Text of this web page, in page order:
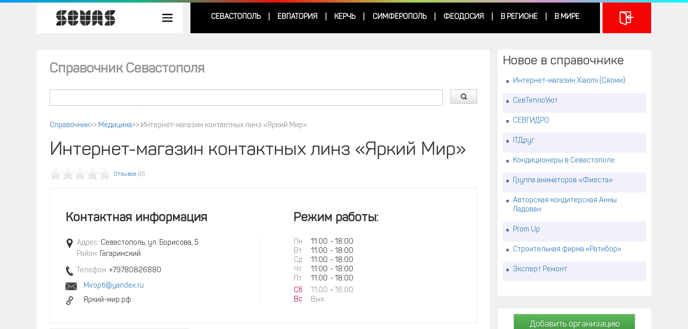
СЕВАСТОПОЛЬ ЕВПАТОРИЯ КЕРЧЬ СИМФЕРОПОЛЬ ФЕОДОСИЯ В РЕГИОНЕ В МИРЕ
Справочник Севастополя
Справочник>> Медицина>> Интернет-магазин контактных линз «Яркий Мир»
Интернет-магазин контактных линз «Яркий Мир»
Отзывов (0)
Контактная информация
Адрес: Севастополь, ул. Борисова, 5
Район: Гагаринский
Телефон: +79780826880
Miropti@yandex.ru
Яркий-мир.рф
Режим работы:
Пн 11:00 - 18:00
Вт
11:00 - 18:00
Ср
11:00 - 18:00
Чт
11:00 - 18:00
Пт
11:00 - 18:00
Сб
11:00 - 16:00
Вс
Вых
Новое в справочнике
Интернет-магазин Xiaomi (Сяоми)
СевТеплоУют
СЕВГИДРО
ITДруг
Кондиционеры в Севастополе
Группа аниматоров «Фиеста»
Авторская кондитерская Анны
Ладован
Prom Up
Строительная фирма «Ратибор»
Эксперт Ремонт
Добавить организацию